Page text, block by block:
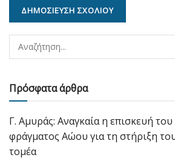
Πρόσφατα άρθρα
Γ. Αμυράς: Αναγκαία η επισκευή
φράγματος Αώου για τη στήριξη
τομέα